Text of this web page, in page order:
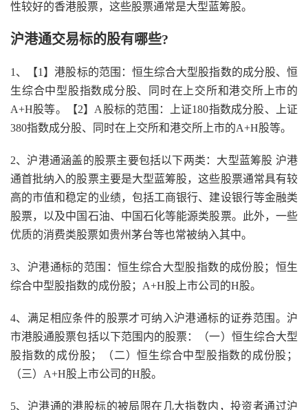
性较好的香港股票，这些股票通常是大型蓝筹股。
沪港通交易标的股有哪些?
1、【1】港股标的范围：恒生综合大型股指数的成分股、恒
生综合中型股指数成分股、同时在上交所和港交所上市的
A+H股等。【2】A股标的范围：上证180指数成分股、上证
380指数成分股、同时在上交所和港交所上市的A+H股等。
2、沪港通涵盖的股票主要包括以下两类：大型蓝筹股 沪港
通首批纳入的股票主要是大型蓝筹股，这些股票通常具有较
高的市值和稳定的业绩，包括工商银行、建设银行等金融类
股票，以及中国石油、中国石化等能源类股票。此外，一些
优质的消费类股票如贵州茅台等也常被纳入其中。
3、沪港通标的范围：恒生综合大型股指数的成份股；恒生
综合中型股指数的成份股；A+H股上市公司的H股。
4、满足相应条件的股票才可纳入沪港通标的证券范围。沪
市港股通股票包括以下范围内的股票：（一）恒生综合大型
股指数的成份股；（二）恒生综合中型股指数的成份股；
（三）A+H股上市公司的H股。
5、沪港通的港股标的被局限在几大指数内，投资者通过沪